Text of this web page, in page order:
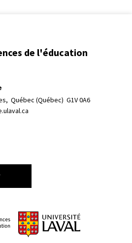
de l'éducation
Québec (Québec)  G1V 0A6